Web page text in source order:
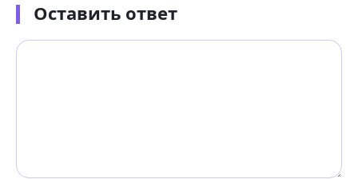
Оставить ответ